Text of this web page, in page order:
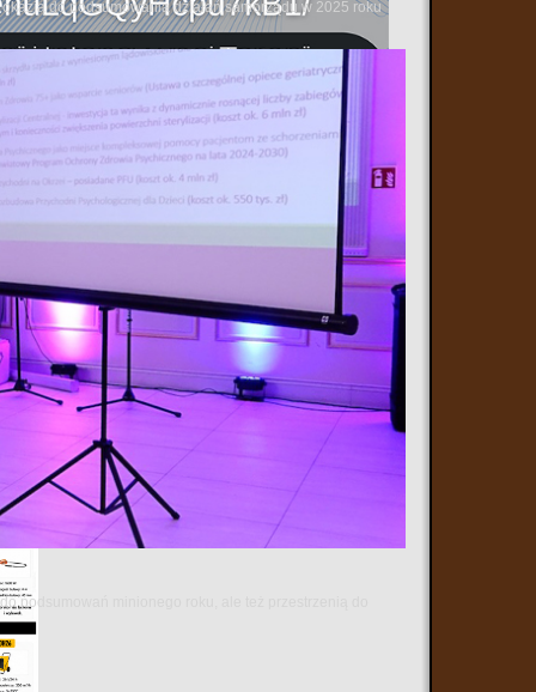
do podsumowania działań samorządu w 2025 roku
podsumowań minionego roku, ale też przestrzenią do